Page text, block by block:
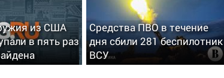
из США
в пять раз
Средства ПВО в течение
дня сбили 281 беспилотник
ВСУ